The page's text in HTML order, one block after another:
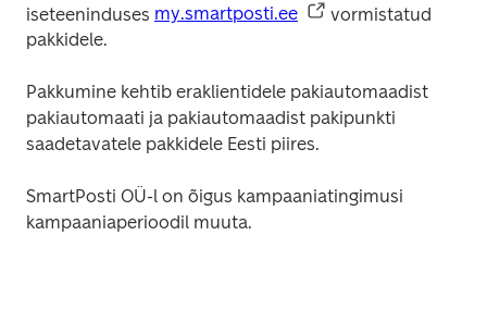
iseteeninduses my.smartposti.ee
vormistatud
pakkidele.
Pakkumine kehtib eraklientidele pakiautomaadist
pakiautomaati ja pakiautomaadist pakipunkti
saadetavatele pakkidele Eesti piires.
SmartPosti OÜ-l on õigus kampaaniatingimusi
kampaaniaperioodil muuta.